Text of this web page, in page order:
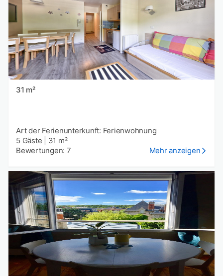
31 m²
Art der Ferienunterkunft: Ferienwohnung
5 Gäste
31 m²
Bewertungen: 7
Mehr anzeigen